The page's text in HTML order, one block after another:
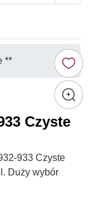
Czyste
933 Czyste
Duży wybór